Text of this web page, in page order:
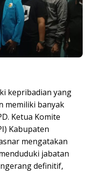
kepribadian yang
memiliki banyak
Ketua Komite
Kabupaten
mengatakan
jabatan
definitif,